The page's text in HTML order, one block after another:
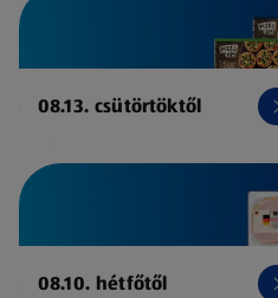
08.13. csütörtöktől
08.10. hétfőtől